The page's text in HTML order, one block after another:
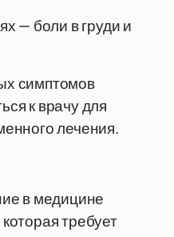
— боли в груди и
симптомов
к врачу для
лечения.
в медицине
требует